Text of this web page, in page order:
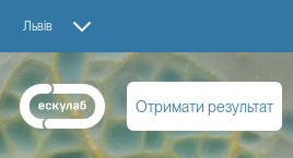
Львів
Отримати результат
Пероксидо-позитивні
(напівкількісний, LeucoScreen
Франківськ, вул. В. Чорновола,
Спермограма (м. Івано-
11)